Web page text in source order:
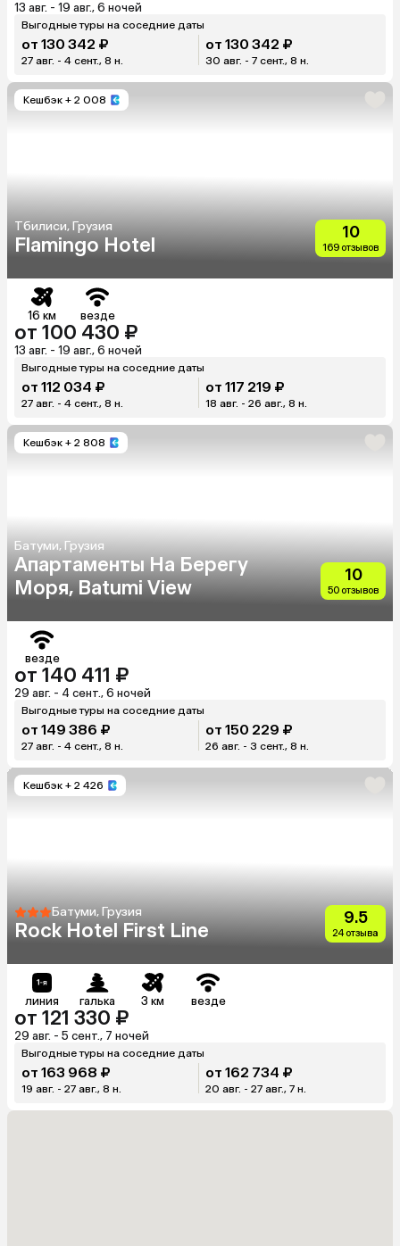
13 авг. - 19 авг., 6 ночей
Выгодные туры на соседние даты
от 130 342 ₽
27 авг. - 4 сент., 8 н.
от 130 342 ₽
30 авг. - 7 сент., 8 н.
Кешбэк + 2 008
Тбилиси, Грузия
Flamingo Hotel
10
169 отзывов
16 км везде
от 100 430 ₽
13 авг. - 19 авг., 6 ночей
Выгодные туры на соседние даты
от 112 034 ₽
27 авг. - 4 сент., 8 н.
от 117 219 ₽
18 авг. - 26 авг., 8 н.
Кешбэк + 2 808
Батуми, Грузия
Апартаменты На Берегу
Моря, Batumi View
10
50 отзывов
везде
от 140 411 ₽
29 авг. - 4 сент., 6 ночей
Выгодные туры на соседние даты
от 149 386 ₽
27 авг. - 4 сент., 8 н.
от 150 229 ₽
26 авг. - 3 сент., 8 н.
Кешбэк + 2 426
Батуми, Грузия
Rock Hotel First Line
9.5
24 отзыва
линия галька 3 км везде
от 121 330 ₽
29 авг. - 5 сент., 7 ночей
Выгодные туры на соседние даты
от 163 968 ₽
19 авг. - 27 авг., 8 н.
от 162 734 ₽
20 авг. - 27 авг., 7 н.